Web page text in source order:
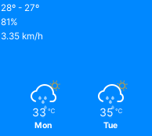
28º - 27º
81%
3.35 km/h
33 ℃
Mon
35 ℃
Tue